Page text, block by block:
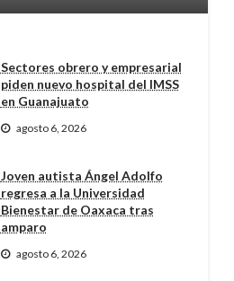
Sectores obrero y empresarial
piden nuevo hospital del IMSS
en Guanajuato
agosto 6, 2026
Joven autista Ángel Adolfo
regresa a la Universidad
Bienestar de Oaxaca tras
amparo
agosto 6, 2026